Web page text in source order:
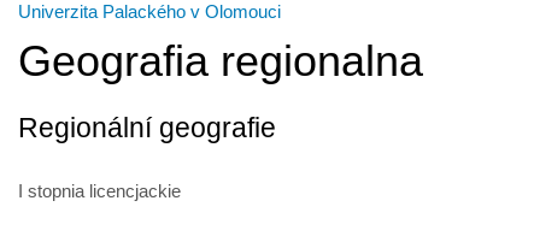
Univerzita Palackého v Olomouci
Geografia regionalna
Regionální geografie
I stopnia licencjackie